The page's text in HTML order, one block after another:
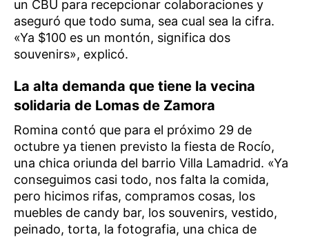
un CBU para recepcionar colaboraciones y
aseguró que todo suma, sea cual sea la cifra.
«Ya $100 es un montón, significa dos
souvenirs», explicó.
La alta demanda que tiene la vecina
solidaria de Lomas de Zamora
Romina contó que para el próximo 29 de
octubre ya tienen previsto la fiesta de Rocío,
una chica oriunda del barrio Villa Lamadrid. «Ya
conseguimos casi todo, nos falta la comida,
pero hicimos rifas, compramos cosas, los
muebles de candy bar, los souvenirs, vestido,
peinado, torta, la fotografia, una chica de